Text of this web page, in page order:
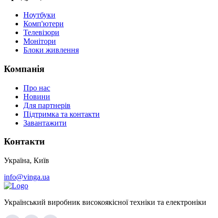
Ноутбуки
Комп'ютери
Телевізори
Монітори
Блоки живлення
Компанія
Про нас
Новини
Для партнерів
Підтримка та контакти
Завантажити
Контакти
Україна, Київ
info@vinga.ua
Український виробник високоякісної техніки та електроніки